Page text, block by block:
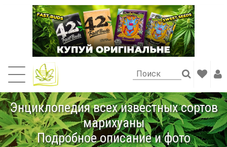
Энциклопедия всех известных сортов
марихуаны
Подробное описание и фото